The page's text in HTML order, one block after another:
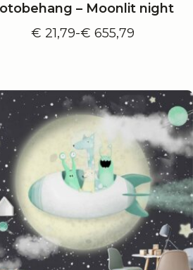
– Moonlit night
€ 21,79-€ 655,79
Prijsklasse: